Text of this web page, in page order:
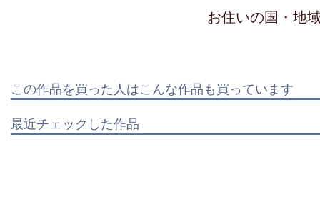
お住いの国・地
この作品を買った人はこんな作品も買っています
最近チェックした作品